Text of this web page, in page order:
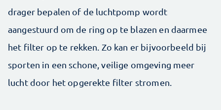
drager bepalen of de luchtpomp wordt
aangestuurd om de ring op te blazen en daarmee
het filter op te rekken. Zo kan er bijvoorbeeld bij
sporten in een schone, veilige omgeving meer
lucht door het opgerekte filter stromen.